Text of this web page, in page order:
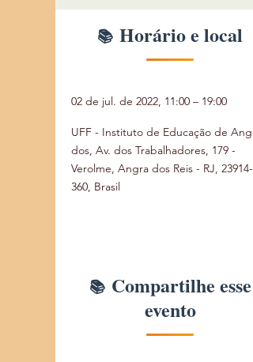
Horário e local
02 de jul. de 2022, 11:00 – 19:00
UFF - Instituto de Educação de
dos, Av. dos Trabalhadores, 179 -
Verolme, Angra dos Reis - RJ, 23914-
360, Brasil
Compartilhe esse
evento